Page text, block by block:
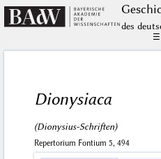
des
☰
Dionysiaca
(Dionysius-Schriften)
Repertorium Fontium 5, 494